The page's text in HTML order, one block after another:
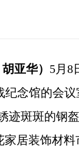
亚华） 5月8
纪念馆的会
迹斑斑的钢
家居装饰材